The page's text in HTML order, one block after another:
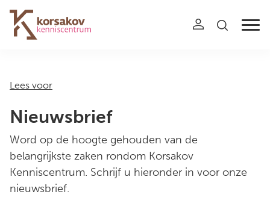
Navigation
Lees voor
Nieuwsbrief
Word op de hoogte gehouden van de
belangrijkste zaken rondom Korsakov
Kenniscentrum. Schrijf u hieronder in voor onze
nieuwsbrief.